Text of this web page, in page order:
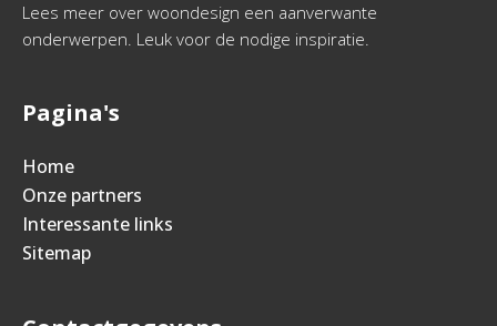
Lees meer over woondesign een aanverwante
onderwerpen. Leuk voor de nodige inspiratie.
Pagina's
Home
Onze partners
Interessante links
Sitemap